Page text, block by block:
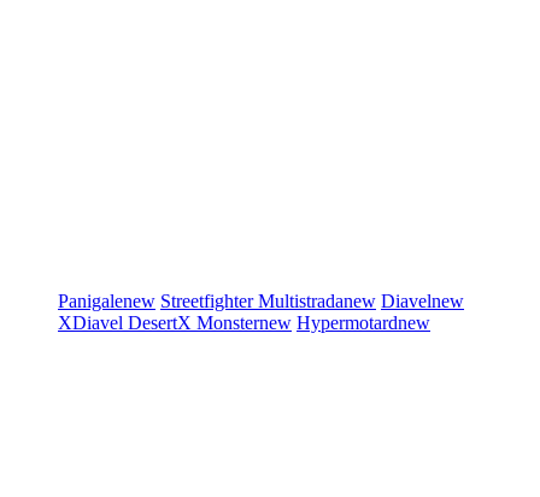
Panigalenew StreetfighterMultistradanew Diavelnew
XDiavel DesertX Monsternew Hypermotardnew